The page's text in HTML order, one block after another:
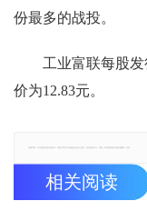
份最多的战投。
工业富联每股
价为12.83元。
相关阅读